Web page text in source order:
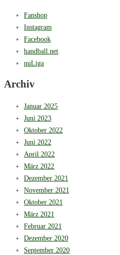
Fanshop
Instagram
Facebook
handball.net
nuLiga
Archiv
Januar 2025
Juni 2023
Oktober 2022
Juni 2022
April 2022
März 2022
Dezember 2021
November 2021
Oktober 2021
März 2021
Februar 2021
Dezember 2020
September 2020